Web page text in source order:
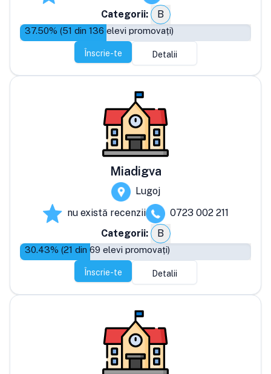
Categorii:
B
37.50% (51 din 136 elevi promovați)
Înscrie-te Detalii
Miadigva
Lugoj
nu există recenzii
0723 002 211
Categorii:
B
30.43% (21 din 69 elevi promovați)
Înscrie-te Detalii